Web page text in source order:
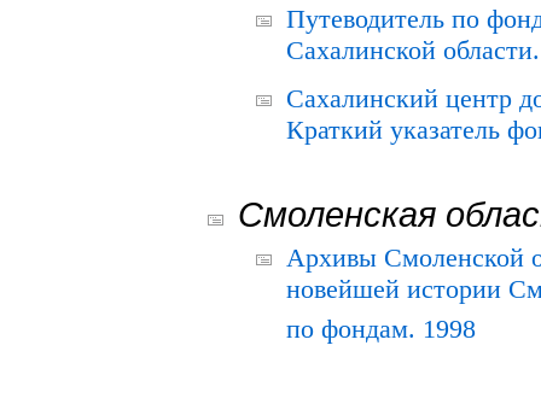
Путеводитель по
Сахалинской
Сахалинский центр
Краткий указатель
Смоленская
Архивы Смоленской
новейшей истории
по фондам. 1998